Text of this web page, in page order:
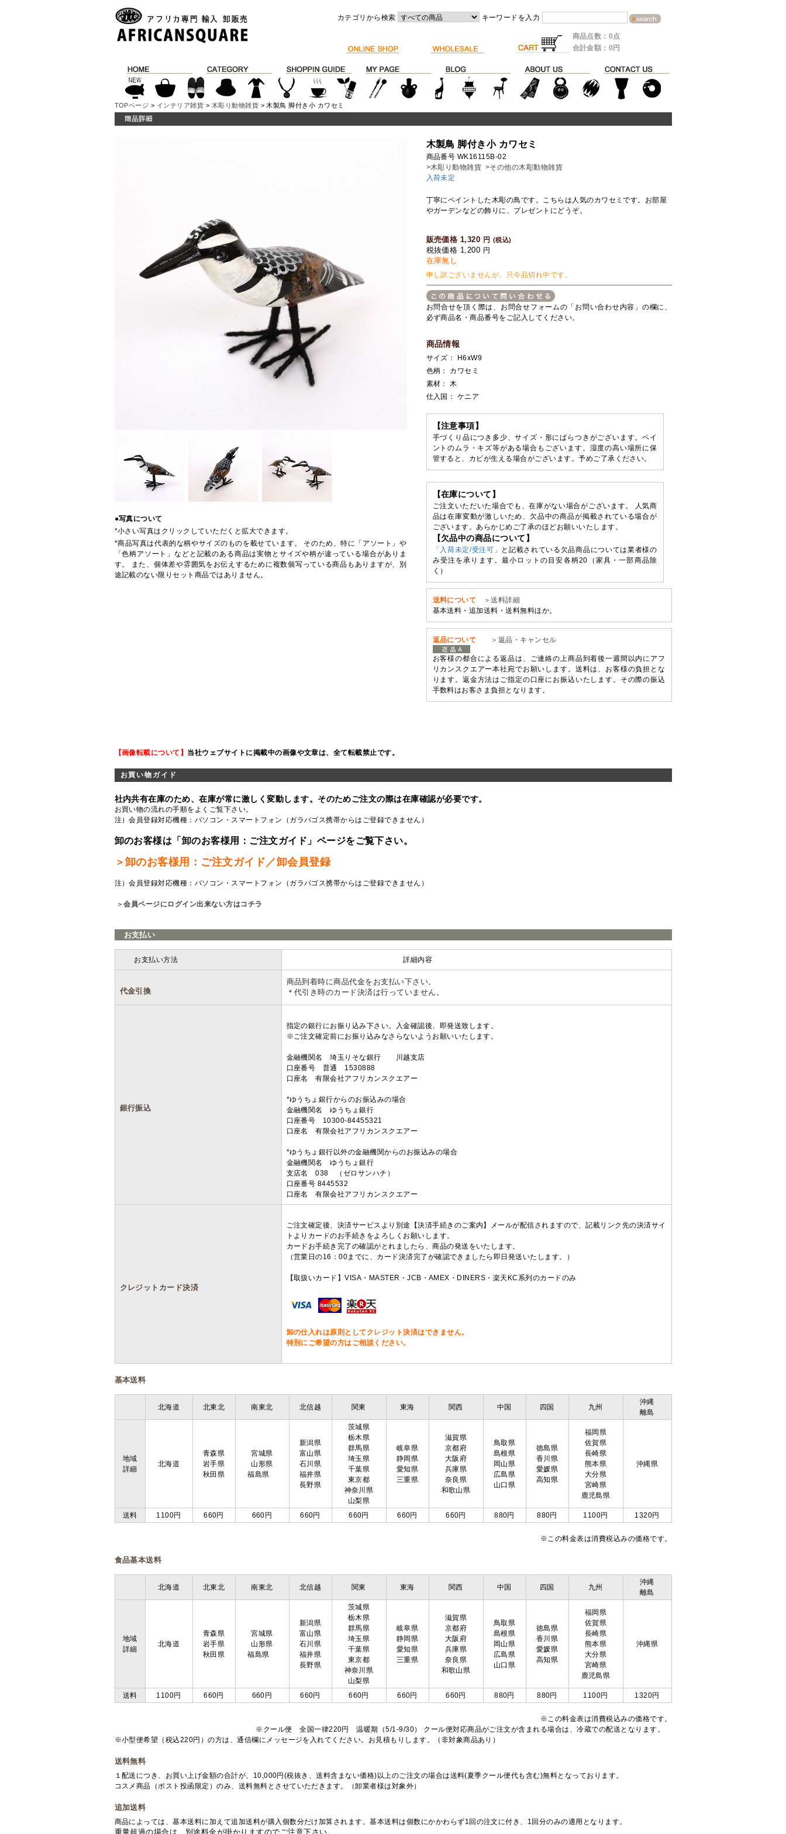
カテゴリから検索 キーワードを入力
商品点数：0点
合計金額：0円
TOPページ > インテリア雑貨 > 木彫り動物雑貨 > 木製鳥 脚付き小 カワセミ
●写真について
*小さい写真はクリックしていただくと拡大できます。
*商品写真は代表的な柄やサイズのものを載せています。 そのため、特に「アソート」や
「色柄アソート」などと記載のある商品は実物とサイズや柄が違っている場合がありま
す。 また、個体差や雰囲気をお伝えするために複数個写っている商品もありますが、別
途記載のない限りセット商品ではありません。
木製鳥 脚付き小 カワセミ
商品番号 WK16115B-02
>木彫り動物雑貨 >その他の木彫動物雑貨
入荷未定
丁寧にペイントした木彫の鳥です。こちらは人気のカワセミです。お部屋
やガーデンなどの飾りに、プレゼントにどうぞ。
販売価格 1,320 円 (税込)
税抜価格 1,200 円
在庫無し
申し訳ございませんが、只今品切れ中です。
お問合せを頂く際は、お問合せフォームの「お問い合わせ内容」の欄に、
必ず商品名・商品番号をご記入してください。
商品情報
サイズ： H6xW9
色柄： カワセミ
素材： 木
仕入国： ケニア
【注意事項】
手づくり品につき多少、サイズ・形にばらつきがございます。ペイ
ントのムラ・キズ等がある場合もございます。湿度の高い場所に保
管すると、カビが生える場合がございます。予めご了承ください。
【在庫について】
ご注文いただいた場合でも、在庫がない場合がございます。 人気商
品は在庫変動が激しいため、欠品中の商品が掲載されている場合が
ございます。あらかじめご了承のほどお願いいたします。
【欠品中の商品について】
「入荷未定/受注可」
と記載されている欠品商品については業者様の
み受注を承ります。最小ロットの目安各柄20（家具・一部商品除
く）
送料について
＞送料詳細
基本送料・追加送料・送料無料ほか。
返品について ＞返品・キャンセル
お客様の都合による返品は、ご連絡の上商品到着後一週間以内にアフ
リカンスクエアー本社宛でお願いします。送料は、お客様の負担とな
ります。返金方法はご指定の口座にお振込いたします。その際の振込
手数料はお客さま負担となります。
【画像転載について】 当社ウェブサイトに掲載中の画像や文章は、全て転載禁止です。
お買い物ガイド
社内共有在庫のため、在庫が常に激しく変動します。そのためご注文の際は在庫確認が必要です。
お買い物の流れの手順をよくご覧下さい。
注）会員登録対応機種：パソコン・スマートフォン（ガラパゴス携帯からはご登録できません）
卸のお客様は「卸のお客様用：ご注文ガイド」ページをご覧下さい。
＞卸のお客様用：ご注文ガイド／卸会員登録
注）会員登録対応機種：パソコン・スマートフォン（ガラパゴス携帯からはご登録できません）
＞会員ページにログイン出来ない方はコチラ
お支払い
お支払い方法 詳細内容
代金引換
商品到着時に商品代金をお支払い下さい。
＊代引き時のカード決済は行っていません。
銀行振込
指定の銀行にお振り込み下さい。入金確認後、即発送致します。
※ご注文確定前にお振り込みなさらないようお願いいたします。
金融機関名 埼玉りそな銀行 川越支店
口座番号 普通 1530888
口座名 有限会社アフリカンスクエアー
*ゆうちょ銀行からのお振込みの場合
金融機関名 ゆうちょ銀行
口座番号 10300-84455321
口座名 有限会社アフリカンスクエアー
*ゆうちょ銀行以外の金融機関からのお振込みの場合
金融機関名 ゆうちょ銀行
支店名 038 （ゼロサンハチ）
口座番号 8445532
口座名 有限会社アフリカンスクエアー
クレジットカード決済
ご注文確定後、決済サービスより別途【決済手続きのご案内】メールが配信されますので、記載リンク先の決済サイ
トよりカードのお手続きをよろしくお願いします。
カードお手続き完了の確認がとれましたら、商品の発送をいたします。
（営業日の16：00までに、カード決済完了が確認できましたら即日発送いたします。）
【取扱いカード】VISA・MASTER・JCB・AMEX・DINERS・楽天KC系列のカードのみ
卸の仕入れは原則としてクレジット決済はできません。
特別にご希望の方はご相談ください。
基本送料
北海道 北東北 南東北 北信越 関東 東海 関西 中国 四国 九州
沖縄
離島
地域
詳細
北海道
青森県
岩手県
秋田県
宮城県
山形県
福島県
新潟県
富山県
石川県
福井県
長野県
茨城県
栃木県
群馬県
埼玉県
千葉県
東京都
神奈川県
山梨県
岐阜県
静岡県
愛知県
三重県
滋賀県
京都府
大阪府
兵庫県
奈良県
和歌山県
鳥取県
島根県
岡山県
広島県
山口県
徳島県
香川県
愛媛県
高知県
福岡県
佐賀県
長崎県
熊本県
大分県
宮崎県
鹿児島県
沖縄県
送料 1100円 660円 660円 660円 660円 660円 660円 880円 880円 1100円 1320円
※この料金表は消費税込みの価格です。
食品基本送料
北海道 北東北 南東北 北信越 関東 東海 関西 中国 四国 九州
沖縄
離島
地域
詳細
北海道
青森県
岩手県
秋田県
宮城県
山形県
福島県
新潟県
富山県
石川県
福井県
長野県
茨城県
栃木県
群馬県
埼玉県
千葉県
東京都
神奈川県
山梨県
岐阜県
静岡県
愛知県
三重県
滋賀県
京都府
大阪府
兵庫県
奈良県
和歌山県
鳥取県
島根県
岡山県
広島県
山口県
徳島県
香川県
愛媛県
高知県
福岡県
佐賀県
長崎県
熊本県
大分県
宮崎県
鹿児島県
沖縄県
送料 1100円 660円 660円 660円 660円 660円 660円 880円 880円 1100円 1320円
※この料金表は消費税込みの価格です。
※クール便 全国一律220円 温暖期（5/1-9/30） クール便対応商品がご注文が含まれる場合は、冷蔵での配送となります。
※小型便希望（税込220円）の方は、通信欄にメッセージを入れてください。お見積もりします。（非対象商品あり）
送料無料
１配送につき、お買い上げ金額の合計が、10,000円(税抜き、送料含まない価格)以上のご注文の場合は送料(夏季クール便代も含む)無料となっております。
コスメ商品（ポスト投函限定）のみ、送料無料とさせていただきます。（卸業者様は対象外）
追加送料
商品によっては、基本送料に加えて追加送料が購入個数分だけ加算されます。基本送料は個数にかかわらず1回の注文に付き、1回分のみの適用となります。
重量超過の場合は、別途料金が掛かりますのでご注意下さい。